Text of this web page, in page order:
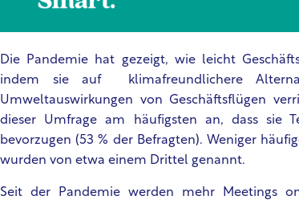
Die Pandemie hat gezeigt, wie leicht
indem sie auf klimafreundlichere
Umweltauswirkungen von Geschäftsflügen
dieser Umfrage am häufigsten an, dass sie
bevorzugen (53 % der Befragten). Weniger
wurden von etwa einem Drittel genannt.
Seit der Pandemie werden mehr Meetings